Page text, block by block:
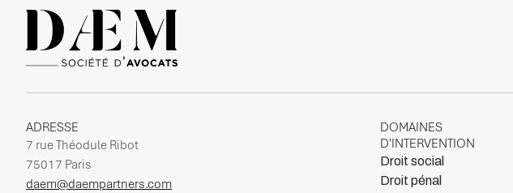
ADRESSE
7 rue Théodule Ribot
75017 Paris
daem@daempartners.com
DOMAINES
D'INTERVENTION
Droit social
Droit pénal